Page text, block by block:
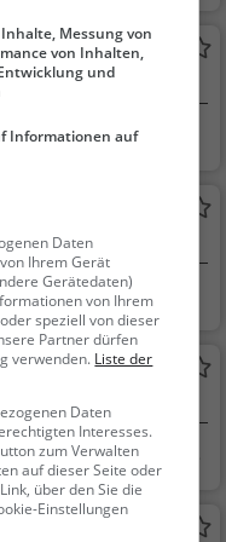
ch, Mittagessen, Abe
ndessen, Vegetarisc
h, Mediterran
Café, Kaffee / Kuc
in Linz
Restaurant, Asiati
sch, Abendessen, Mit
tagessen, Vegetarisc
Café, Bar, Kaffee /
Kuchen, Frühstück, G
ebäck / Teigwaren, Bi
Messung von
von Inhalten,
und
Informationen auf
Daten
Ihrem Gerät
Gerätedaten)
von Ihrem
speziell von dieser
Partner dürfen
verwenden. Liste der
Daten
Interesses.
zum Verwalten
auf dieser Seite oder
über den Sie die
Einstellungen